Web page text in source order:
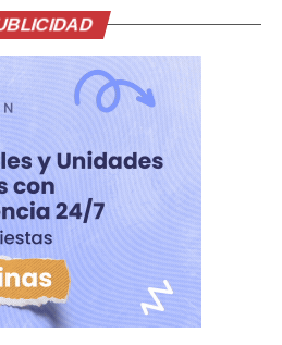
internacionales, cuatro
desayuno incluido, transporte
aeropuerto-hotel-aeropuerto,
acceso al Everywhere Lounge
VISA por US $600.00,
desea que su